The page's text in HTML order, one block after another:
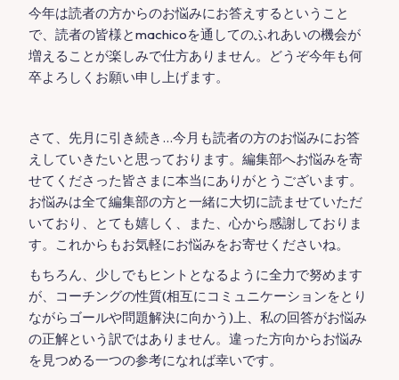
今年は読者の方からのお悩みにお答えするということ
で、読者の皆様とmachicoを通してのふれあいの機会が
増えることが楽しみで仕方ありません。どうぞ今年も何
卒よろしくお願い申し上げます。
さて、先月に引き続き…今月も読者の方のお悩みにお答
えしていきたいと思っております。編集部へお悩みを寄
せてくださった皆さまに本当にありがとうございます。
お悩みは全て編集部の方と一緒に大切に読ませていただ
いており、とても嬉しく、また、心から感謝しておりま
す。これからもお気軽にお悩みをお寄せくださいね。
もちろん、少しでもヒントとなるように全力で努めます
が、コーチングの性質(相互にコミュニケーションをとり
ながらゴールや問題解決に向かう)上、私の回答がお悩み
の正解という訳ではありません。違った方向からお悩み
を見つめる一つの参考になれば幸いです。